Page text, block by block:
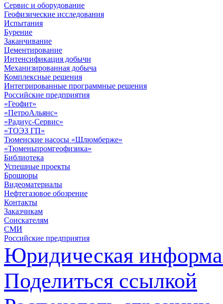
Сервис и оборудование
Геофизические исследования
Испытания
Бурение
Заканчивание
Цементирование
Интенсификация добычи
Механизированная добыча
Комплексные решения
Интегрированные программные решения
Российские предприятия
«Геофит»
«ПетроАльянс»
«Радиус-Сервис»
«ТОЭЗ ГП»
Тюменские насосы «Шлюмберже»
«Тюменьпромгеофизика»
Библиотека
Успешные проекты
Брошюры
Видеоматериалы
Нефтегазовое обозрение
Контакты
Заказчикам
Соискателям
СМИ
Российские предприятия
Юридическая
Поделиться ссылкой